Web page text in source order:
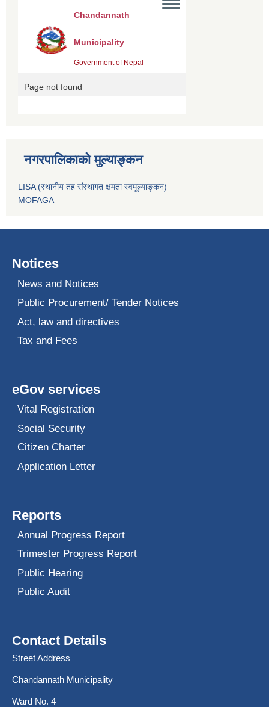
नगरपालिकाको मुल्याङ्कन
LISA (स्थानीय तह संस्थागत क्षमता स्वमूल्याङ्कन)
MOFAGA
Notices
News and Notices
Public Procurement/ Tender Notices
Act, law and directives
Tax and Fees
eGov services
Vital Registration
Social Security
Citizen Charter
Application Letter
Reports
Annual Progress Report
Trimester Progress Report
Public Hearing
Public Audit
Contact Details
Street Address
Chandannath Municipality
Ward No. 4